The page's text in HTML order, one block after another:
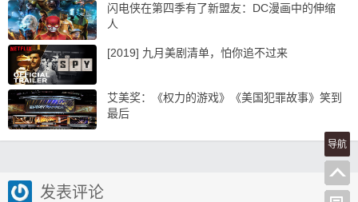
闪电侠在第四季有了新盟友：DC漫画中的伸缩
人
[2019] 九月美剧清单，怕你追不过来
艾美奖：《权力的游戏》《美国犯罪故事》笑到
最后
发表评论
导航